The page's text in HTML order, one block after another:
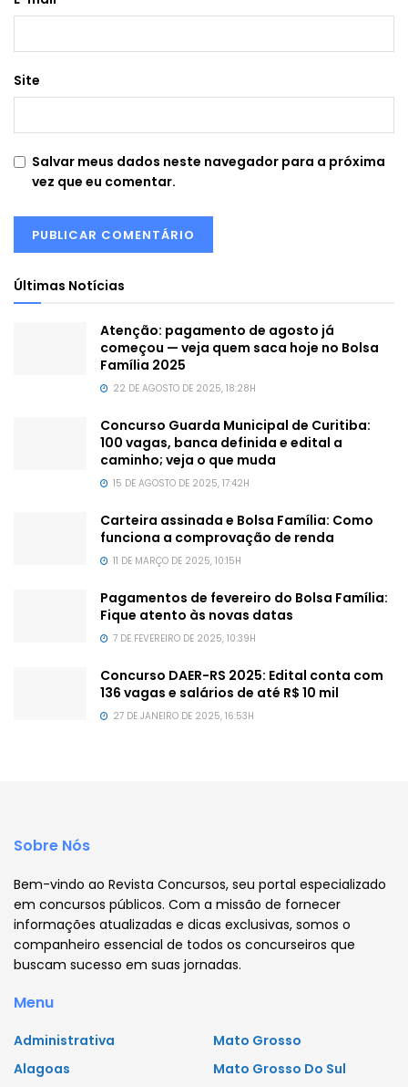
Site
Salvar meus dados neste navegador para a próxima
vez que eu comentar.
Últimas Notícias
Atenção: pagamento de agosto já
começou — veja quem saca hoje no Bolsa
Família 2025
22 DE AGOSTO DE 2025, 18:28H
Concurso Guarda Municipal de Curitiba:
100 vagas, banca definida e edital a
caminho; veja o que muda
15 DE AGOSTO DE 2025, 17:42H
Carteira assinada e Bolsa Família: Como
funciona a comprovação de renda
11 DE MARÇO DE 2025, 10:15H
Pagamentos de fevereiro do Bolsa Família:
Fique atento às novas datas
7 DE FEVEREIRO DE 2025, 10:39H
Concurso DAER-RS 2025: Edital conta com
136 vagas e salários de até R$ 10 mil
27 DE JANEIRO DE 2025, 16:53H
Sobre Nós
Bem-vindo ao Revista Concursos, seu portal especializado
em concursos públicos. Com a missão de fornecer
informações atualizadas e dicas exclusivas, somos o
companheiro essencial de todos os concurseiros que
buscam sucesso em suas jornadas.
Menu
Administrativa
Alagoas
Mato Grosso
Mato Grosso Do Sul